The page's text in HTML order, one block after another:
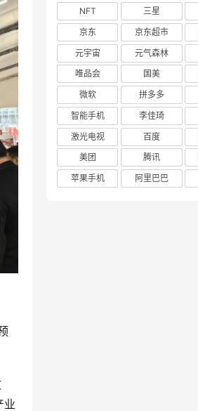
业
NFT
三星
京东
京东超市
元宇宙
元气森林
唯品会
国美
微软
拼多多
智能手机
李佳琦
激光电视
百度
美团
腾讯
苹果手机
阿里巴巴